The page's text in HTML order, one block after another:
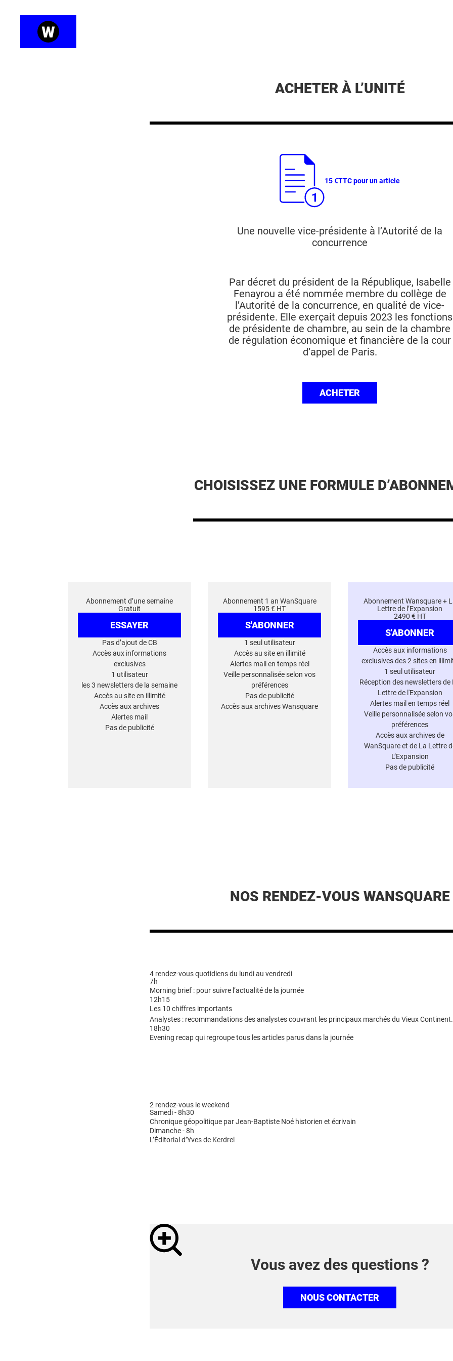
ACHETER À L’UNITÉ
15 €TTC pour un article
Une nouvelle vice-présidente à l’Autorité de la
concurrence
Par décret du président de la République, Isabelle
Fenayrou a été nommée membre du collège de
l’Autorité de la concurrence, en qualité de vice-
présidente. Elle exerçait depuis 2023 les fonctions
de présidente de chambre, au sein de la chambre
de régulation économique et financière de la cour
d’appel de Paris.
ACHETER
CHOISISSEZ UNE FORMULE
Abonnement d’une semaine
Gratuit
ESSAYER
Pas d’ajout de CB
Accès aux informations
exclusives
1 utilisateur
les 3 newsletters de la semaine
Accès au site en illimité
Accès aux archives
Alertes mail
Pas de publicité
Abonnement 1 an WanSquare
1595 € HT
S'ABONNER
1 seul utilisateur
Accès au site en illimité
Alertes mail en temps réel
Veille personnalisée selon vos
préférences
Pas de publicité
Accès aux archives Wansquare
Abonnement Wansquare +
Lettre de l’Expansion
2490 € HT
S'ABONNER
Accès aux informations
exclusives des 2 sites en
1 seul utilisateur
Réception des newsletters de
Lettre de l'Expansion
Alertes mail en temps réel
Veille personnalisée selon
préférences
Accès aux archives de
WanSquare et de La Lettre
L’Expansion
Pas de publicité
NOS RENDEZ-VOUS WANSQUARE
4 rendez-vous quotidiens du lundi au vendredi
7h
Morning brief : pour suivre l’actualité de la journée
12h15
Les 10 chiffres importants
Analystes : recommandations des analystes couvrant les principaux marchés du Vieux Continent.
18h30
Evening recap qui regroupe tous les articles parus dans la journée
2 rendez-vous le weekend
Samedi - 8h30
Chronique géopolitique par Jean-Baptiste Noé historien et écrivain
Dimanche - 8h
L’Éditorial d’Yves de Kerdrel
Vous avez des questions ?
NOUS CONTACTER